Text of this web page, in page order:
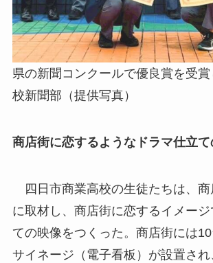
県の新聞コンクールで優良賞を受
校新聞部（提供写真）
商店街に恋するようなドラマ仕立
四日市商業高校の生徒たちは、商
に取材し、商店街に恋するイメー
ての映像をつくった。商店街には
サイネージ（電子看板）が設置さ